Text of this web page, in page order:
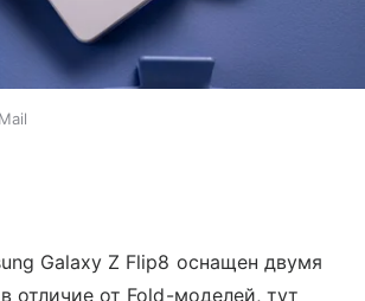
Galaxy Z Flip8 оснащен двумя
отличие от Fold-моделей, тут